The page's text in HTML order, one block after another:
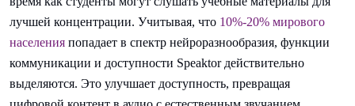
лучшей концентрации. Учитывая, что 10%-20% мирового
населения попадает в спектр нейроразнообразия, функции
коммуникации и доступности Speaktor действительно
выделяются. Это улучшает доступность, превращая